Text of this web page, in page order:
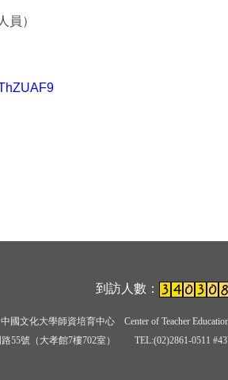
）
到訪人數：
中國文化大學師資培育中心 Center of Teacher
路55號（大孝館7樓702室） TEL:(02)2861-0511